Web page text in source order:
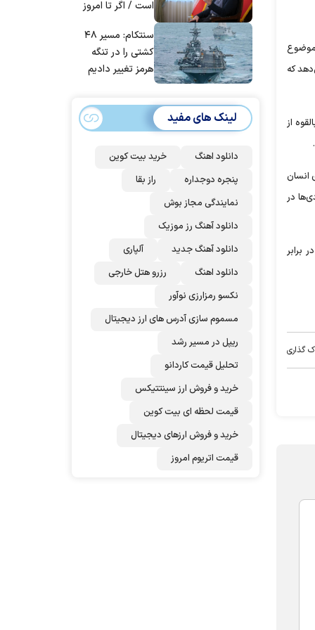
موضوع
که
از
انسان
در
برابر
گذاری
است / اگر تا امروز
مردم ایران استسنتکام: مسیر ۴۸
کشتی را در تنگه
هرمز تغییر دادیم
لینک های مفید
دانلود اهنگ
خرید بیت کوین
پنجره دوجداره
راز بقا
نمایندگی مجاز بوش
دانلود آهنگ رز‌ موزیک
دانلود آهنگ جدید
آلپاری
دانلود اهنگ
رزرو هتل خارجی
نکسو رمزارزی نوآور
مسموم سازی آدرس های ارز دیجیتال
ریپل در مسیر رشد
تحلیل قیمت کاردانو
خرید و فروش ارز سینتتیکس
قیمت لحظه ای بیت کوین
خرید و فروش ارزهای دیجیتال
قیمت اتریوم امروز